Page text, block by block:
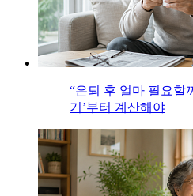
“은퇴 후 얼마 필요할
기’부터 계산해야